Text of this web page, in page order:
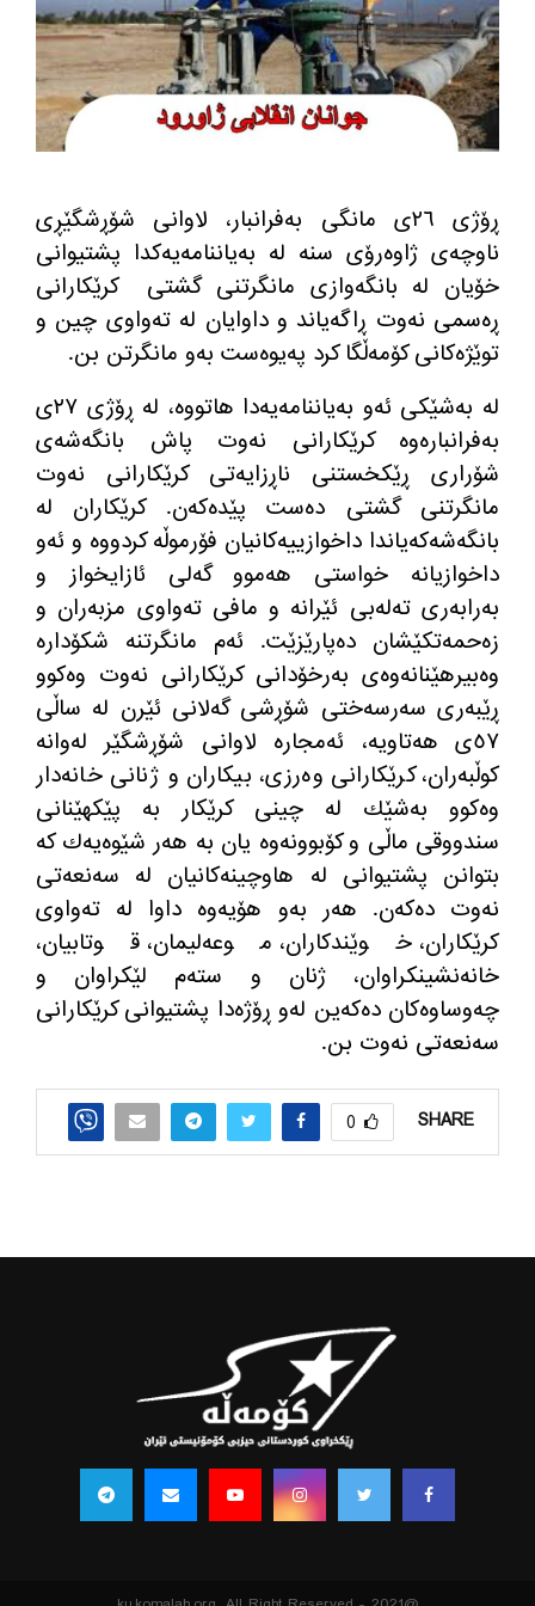
ڕۆژی ٢٦ی مانگی به‌فرانبار، لاوانی شۆڕشگێڕی
ناوچه‌ی ژاوه‌رۆی سنه‌ له‌ به‌یاننامه‌یه‌كدا پشتیوانی
خۆیان له‌ بانگه‌وازی مانگرتنی گشتی
كرێكارانی
ڕه‌سمی نه‌وت ڕاگه‌یاند و داوایان له‌ ته‌واوی چین و
توێژه‌كانی كۆمه‌ڵگا كرد په‌یوه‌ست به‌و مانگرتن بن.
له‌ به‌شێكی ئه‌و به‌یاننامه‌یه‌دا هاتووه‌، له‌ ڕۆژی ٢٧ی
به‌فرانباره‌وه‌ كرێكارانی نه‌وت پاش بانگه‌شه‌ی
شۆراری ڕێكخستنی ناڕزایه‌تی كرێكارانی نه‌وت
مانگرتنی گشتی ده‌ست پێده‌كه‌ن. كرێكاران له‌
بانگه‌شه‌كه‌یاندا داخوازییه‌كانیان فۆرموڵه‌ كردووه‌ و ئه‌و
داخوازیانه‌ خواستی هه‌موو گه‌لی ئازایخواز و
به‌رابه‌ری ته‌له‌بی ئێرانه و مافی ته‌واوی مزبه‌ران و
زه‌حمه‌تكێشان ده‌پارێزێت. ئه‌م مانگرتنه‌ شكۆداره‌
وه‌بیرهێنانه‌وه‌ی به‌رخۆدانی كرێكارانی نه‌وت وه‌كوو
ڕێبه‌ری سه‌رسه‌ختی شۆڕشی گه‌لانی ئێرن له‌ ساڵی
٥٧ی هه‌تاویه‌، ئه‌مجاره‌ لاوانی شۆڕشگێر له‌وانه
كوڵبه‌ران، كرێكارانی وه‌رزی، بیكاران و ژنانی خانه‌دار
وه‌كوو به‌شێك له‌ چینی كرێكار به‌ پێكهێنانی
سندووقی ماڵی و كۆبوونه‌وه یان به‌ هه‌ر شێوه‌یه‌ك كه‌
بتوانن پشتیوانی له‌ هاوچینه‌كانیان له‌ سه‌نعه‌تی
نه‌وت ده‌كه‌ن. هه‌ر به‌و هۆیه‌وه‌ داوا له‌ ته‌واوی
كرێكاران، خوێندكاران، موعه‌لیمان، قوتابیان،
خانه‌نشینكراوان، ژنان و سته‌م لێكراوان و
چه‌وساوه‌كان ده‌كه‌ین له‌و ڕۆژه‌دا پشتیوانی كرێكارانی
سه‌نعه‌تی نه‌وت بن.
SHARE
0